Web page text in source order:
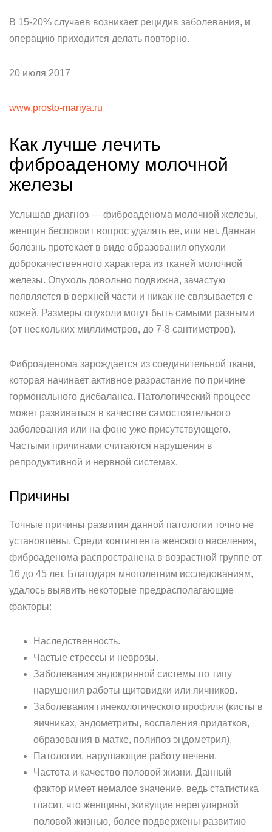
В 15-20% случаев возникает рецидив заболевания, и
операцию приходится делать повторно.
20 июля 2017
www.prosto-mariya.ru
Как лучше лечить
фиброаденому молочной
железы
Услышав диагноз — фиброаденома молочной железы,
женщин беспокоит вопрос удалять ее, или нет. Данная
болезнь протекает в виде образования опухоли
доброкачественного характера из тканей молочной
железы. Опухоль довольно подвижна, зачастую
появляется в верхней части и никак не связывается с
кожей. Размеры опухоли могут быть самыми разными
(от нескольких миллиметров, до 7-8 сантиметров).
Фиброаденома зарождается из соединительной ткани,
которая начинает активное разрастание по причине
гормонального дисбаланса. Патологический процесс
может развиваться в качестве самостоятельного
заболевания или на фоне уже присутствующего.
Частыми причинами считаются нарушения в
репродуктивной и нервной системах.
Причины
Точные причины развития данной патологии точно не
установлены. Среди контингента женского населения,
фиброаденома распространена в возрастной группе от
16 до 45 лет. Благодаря многолетним исследованиям,
удалось выявить некоторые предрасполагающие
факторы:
Наследственность.
Частые стрессы и неврозы.
Заболевания эндокринной системы по типу
нарушения работы щитовидки или яичников.
Заболевания гинекологического профиля (кисты в
яичниках, эндометриты, воспаления придатков,
образования в матке, полипоз эндометрия).
Патологии, нарушающие работу печени.
Частота и качество половой жизни. Данный
фактор имеет немалое значение, ведь статистика
гласит, что женщины, живущие нерегулярной
половой жизнью, более подвержены развитию